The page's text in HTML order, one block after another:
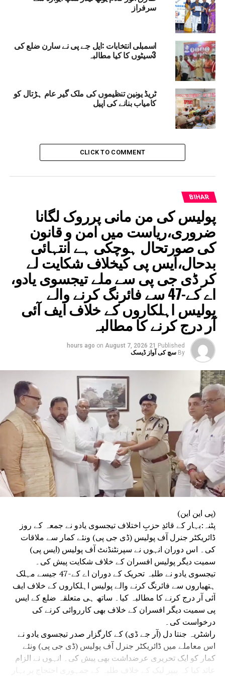
DON'T MISS
ہار شریف کے بڑی پہاڑی منصور نگر قبرستان میں
غلاظتوں کا انبار
سرفراز
اسمبلی انتخابات :ایل جے پی نے سارن ضلع کی
3سیٹوں کا کیا مطالبہ
ٹریڈ یونین تنظیموں کی ملک گیر عام ہڑتال کو
کامیاب بنانے کی اپیل
CLICK TO COMMENT
BIHAR
پولیس کی من مانی پرروک لگانا
ضروری،ریاست میں امن و قانون
کی صورتحال ہوچکی ہے انتہائی
بدحال،ایس پی کیخلاف شکایت لے
کر ڈی جی پی سے ملے تیجسوی یادو،
اے کے-47 سے فائرنگ کرنے والے
پولیس اہلکاروں کے خلاف ایف آئی
آر درج کرنے کا مطالبہ
Published
21 hours ago
on August 7, 2026
By سچ کی آواز ڈیسک
(پی این این)
پٹنہ:بہار کے قائدِ حزبِ اختلاف تیجسوی یادو نے جمعہ کے روز
ڈائریکٹر جنرل آف پولیس (ڈی جی پی) ونئے کمار سے ملاقات
کی۔ اس دوران انہوں نے سپرنٹنڈنٹ آف پولیس (ایس پی)
سمیت دیگر پولیس افسران کے خلاف شکایت پیش کی۔
تیجسوی یادو نے طلبہ تحریک کے دوران اے کے-47 جیسے مہلک
ہتھیاروں سے فائرنگ کرنے والے پولیس اہلکاروں کے خلاف ایف
آئی آر درج کرنے کا مطالبہ کیا۔ ساتھ ہی متعلقہ ضلع کے ایس
پی سمیت دیگر افسران کے خلاف بھی کارروائی کرنے کی
درخواست کی۔
راشٹریہ جنتا دل (آر جے ڈی) کے کارگزار صدر تیجسوی یادو نے
اس معاملے میں ڈائریکٹر جنرل آف پولیس (ڈی جی پی) ونئے
کمار کو ایک تحریری عرضداشت بھی پیش کی۔ انہوں نے الزام